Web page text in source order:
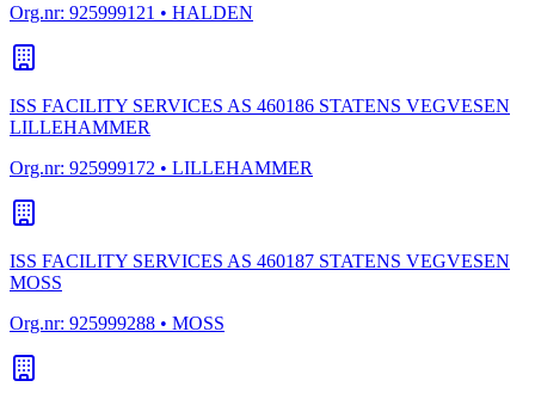
Org.nr: 925999121 • HALDEN
ISS FACILITY SERVICES AS 460186 STATENS VEGVESEN
LILLEHAMMER
Org.nr: 925999172 • LILLEHAMMER
ISS FACILITY SERVICES AS 460187 STATENS VEGVESEN
MOSS
Org.nr: 925999288 • MOSS